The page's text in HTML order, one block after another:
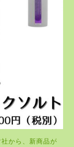
から、新商品が